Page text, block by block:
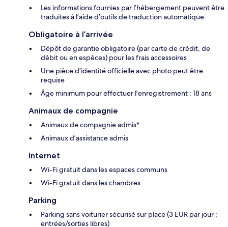
Les informations fournies par l’hébergement peuvent être
traduites à l’aide d’outils de traduction automatique
Obligatoire à l’arrivée
Dépôt de garantie obligatoire (par carte de crédit, de
débit ou en espèces) pour les frais accessoires
Une pièce d'identité officielle avec photo peut être
requise
Âge minimum pour effectuer l'enregistrement : 18 ans
Animaux de compagnie
Animaux de compagnie admis*
Animaux d’assistance admis
Internet
Wi-Fi gratuit dans les espaces communs
Wi-Fi gratuit dans les chambres
Parking
Parking sans voiturier sécurisé sur place (3 EUR par jour ;
entrées/sorties libres)